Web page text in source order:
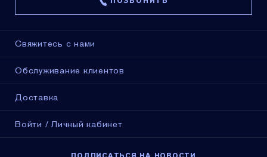
Свяжитесь с нами
Обслуживание клиентов
Доставка
Войти / Личный кабинет